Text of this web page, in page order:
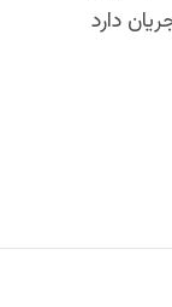
دارد